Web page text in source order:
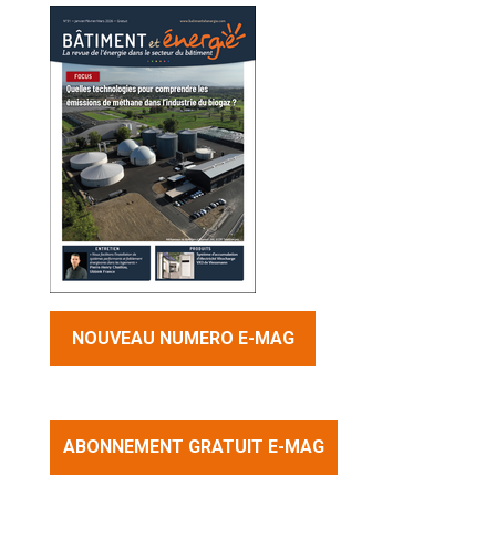
NOUVEAU NUMERO E-MAG
ABONNEMENT GRATUIT E-MAG